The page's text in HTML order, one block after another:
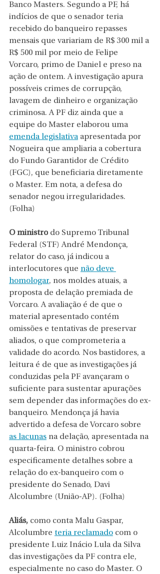
Banco Masters. Segundo a PF, há
indícios de que o senador teria
recebido do banqueiro repasses
mensais que variariam de R$ 300 mil a
R$ 500 mil por meio de Felipe
Vorcaro, primo de Daniel e preso na
ação de ontem. A investigação apura
possíveis crimes de corrupção,
lavagem de dinheiro e organização
criminosa. A PF diz ainda que a
equipe do Master elaborou uma
emenda legislativa apresentada por
Nogueira que ampliaria a cobertura
do Fundo Garantidor de Crédito
(FGC), que beneficiaria diretamente
o Master. Em nota, a defesa do
senador negou irregularidades.
(Folha)
O ministro do Supremo Tribunal
Federal (STF) André Mendonça,
relator do caso, já indicou a
interlocutores que não deve
homologar, nos moldes atuais, a
proposta de delação premiada de
Vorcaro. A avaliação é de que o
material apresentado contém
omissões e tentativas de preservar
aliados, o que comprometeria a
validade do acordo. Nos bastidores, a
leitura é de que as investigações já
conduzidas pela PF avançaram o
suficiente para sustentar apurações
sem depender das informações do ex-
banqueiro. Mendonça já havia
advertido a defesa de Vorcaro sobre
as lacunas na delação, apresentada na
quarta-feira. O ministro cobrou
especificamente detalhes sobre a
relação do ex-banqueiro com o
presidente do Senado, Davi
Alcolumbre (União-AP). (Folha)
Aliás, como conta Malu Gaspar,
Alcolumbre teria reclamado com o
presidente Luiz Inácio Lula da Silva
das investigações da PF contra ele,
especialmente no caso do Master. O